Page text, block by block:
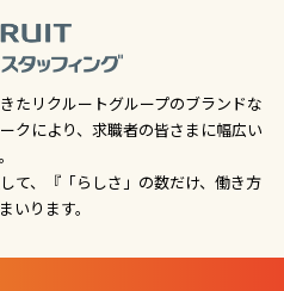
たリクルートグループのブランドな
クにより、求職者の皆さまに幅広い
て、『「らしさ」の数だけ、働き方
いります。